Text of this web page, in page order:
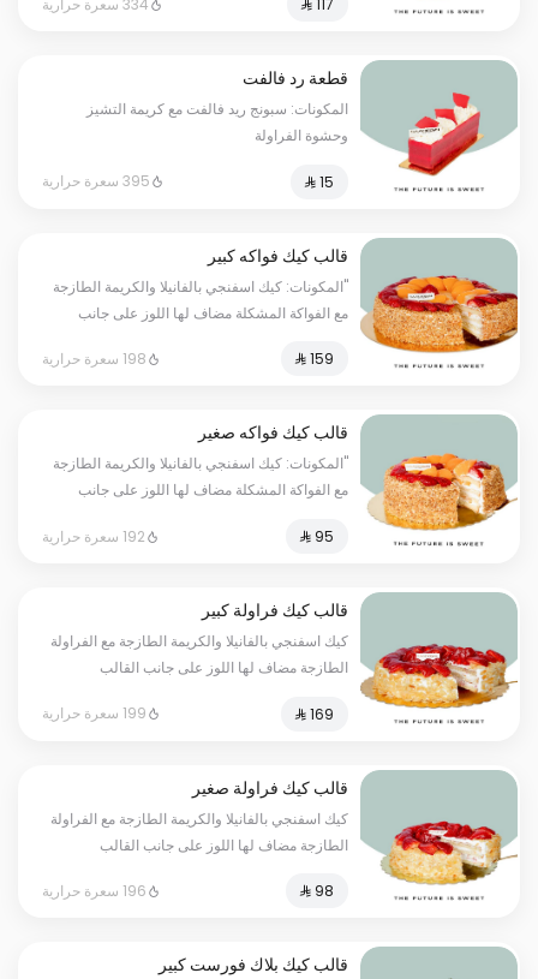
قطعة رد فالفت
المكونات: سبونج ريد فالفت مع كريمة التشيز
وحشوة الفراولة
395 سعرة حرارية
قالب كيك فواكه كبير
"المكونات: كيك اسفنجي بالفانيلا والكريمة الطازجة
مع الفواكة المشكلة مضاف لها اللوز على جانب
الحساسية : قد يحتوي على ( الجلوتين - المكسرات
198 سعرة حرارية
قالب كيك فواكه صغير
"المكونات: كيك اسفنجي بالفانيلا والكريمة الطازجة
مع الفواكة المشكلة مضاف لها اللوز على جانب
الحساسية : قد يحتوي على ( الجلوتين - المكسرات
192 سعرة حرارية
قالب كيك فراولة كبير
كيك اسفنجي بالفانيلا والكريمة الطازجة مع الفراولة
الطازجة مضاف لها اللوز على جانب القالب
قد يحتوي على ( الجلوتين - المكسرات -
199 سعرة حرارية
قالب كيك فراولة صغير
كيك اسفنجي بالفانيلا والكريمة الطازجة مع الفراولة
الطازجة مضاف لها اللوز على جانب القالب
قد يحتوي على ( الجلوتين - المكسرات -
196 سعرة حرارية
قالب كيك بلاك فورست كبير